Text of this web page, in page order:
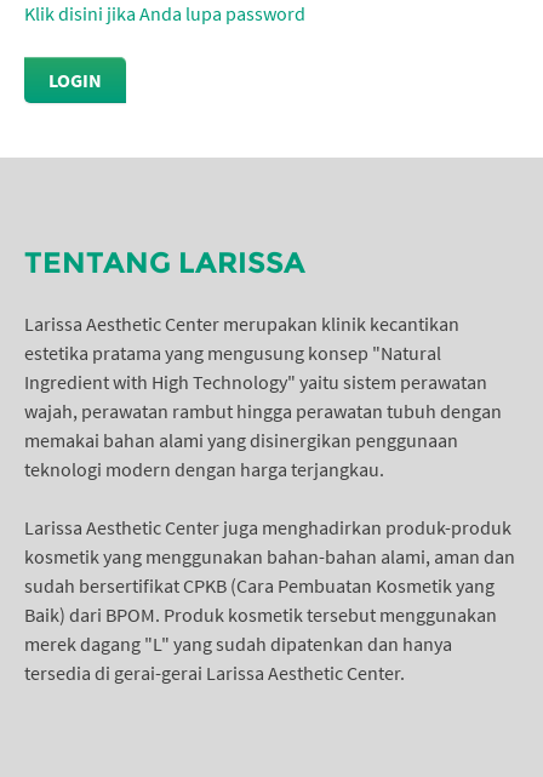
Klik disini jika Anda lupa password
TENTANG LARISSA
Larissa Aesthetic Center merupakan klinik kecantikan
estetika pratama yang mengusung konsep "Natural
Ingredient with High Technology" yaitu sistem perawatan
wajah, perawatan rambut hingga perawatan tubuh dengan
memakai bahan alami yang disinergikan penggunaan
teknologi modern dengan harga terjangkau.
Larissa Aesthetic Center juga menghadirkan produk-produk
kosmetik yang menggunakan bahan-bahan alami, aman dan
sudah bersertifikat CPKB (Cara Pembuatan Kosmetik yang
Baik) dari BPOM. Produk kosmetik tersebut menggunakan
merek dagang "L" yang sudah dipatenkan dan hanya
tersedia di gerai-gerai Larissa Aesthetic Center.